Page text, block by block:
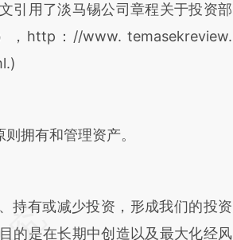
引用了淡马锡公司章程关于投资部
，http：//www. temasekreview.
拥有和管理资产。
有或减少投资，形成我们的投资
的是在长期中创造以及最大化经风